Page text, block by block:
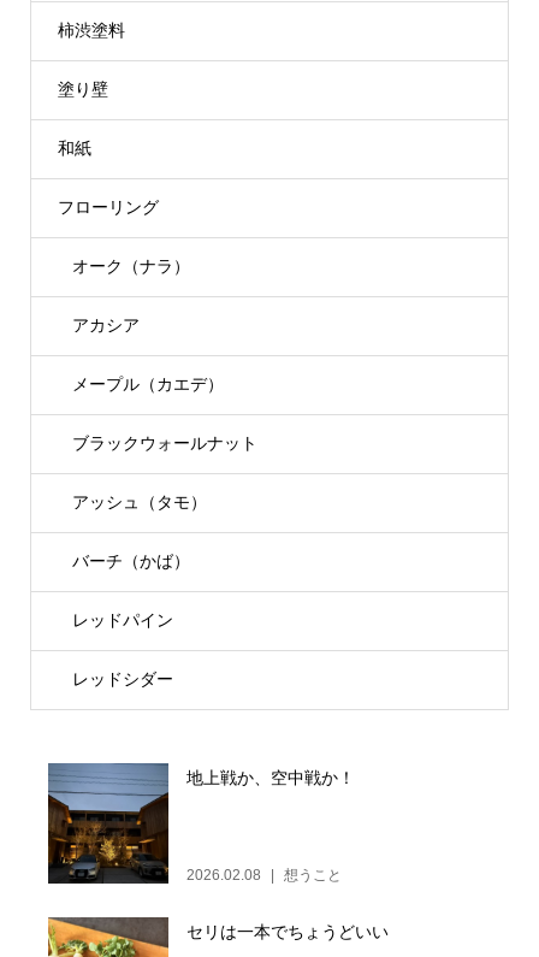
柿渋塗料
塗り壁
和紙
フローリング
オーク（ナラ）
アカシア
メープル（カエデ）
ブラックウォールナット
アッシュ（タモ）
バーチ（かば）
レッドパイン
レッドシダー
地上戦か、空中戦か！
2026.02.08 想うこと
セリは一本でちょうどいい